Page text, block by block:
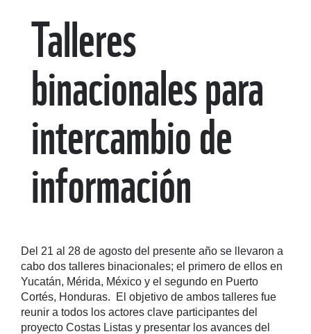
Talleres
binacionales para
intercambio de
información
Del 21 al 28 de agosto del presente año se llevaron a
cabo dos talleres binacionales; el primero de ellos en
Yucatán, Mérida, México y el segundo en Puerto
Cortés, Honduras. El objetivo de ambos talleres fue
reunir a todos los actores clave participantes del
proyecto Costas Listas y presentar los avances del